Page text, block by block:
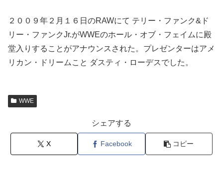
２００９年２月１６日のRAWにて テリー・ファンク&ド
リー・ファンクJr.がWWEのホール・オブ・フェイムに殿
堂入りすることがアナウンスされた。プレゼンターはアメ
リカン・ドリームこと ダスティ・ローデスでした。
WWE
シェアする
X Facebook コピー